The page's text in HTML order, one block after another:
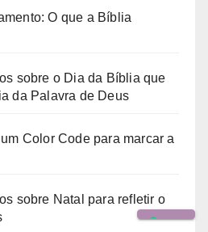
O que a Bíblia
sobre o Dia da Bíblia que
da Palavra de Deus
Color Code para marcar a
sobre Natal para refletir o